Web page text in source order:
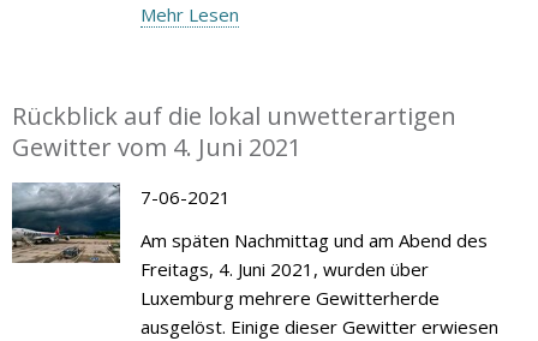
Mehr Lesen
Rückblick auf die lokal unwetterartigen
Gewitter vom 4. Juni 2021
7-06-2021
Am späten Nachmittag und am Abend des
Freitags, 4. Juni 2021, wurden über
Luxemburg mehrere Gewitterherde
ausgelöst. Einige dieser Gewitter erwiesen